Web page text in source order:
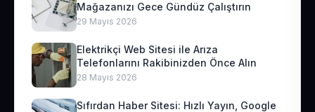
Mağazanızı Gece Gündüz Çalıştırın
29 Mayıs 2026
Elektrikçi Web Sitesi ile Arıza
Telefonlarını Rakibinizden Önce Alın
28 Mayıs 2026
Sıfırdan Haber Sitesi: Hızlı Yayın, Google